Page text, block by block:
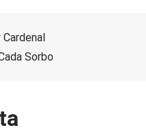
Sorbo